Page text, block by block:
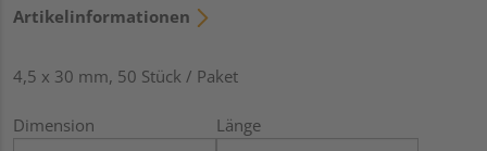
Artikelinformationen
4,5 x 30 mm, 50 Stück / Paket
Dimension Länge